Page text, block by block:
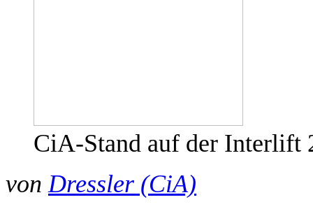
CiA-Stand auf der Interlift
von Dressler (CiA)